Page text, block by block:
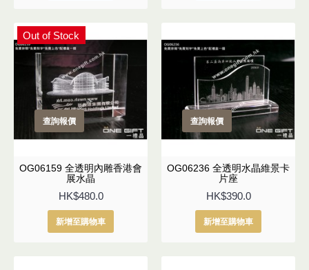
Out of Stock
OG06159 全透明內雕香港會
展水晶
HK$480.0
新增至購物車
查詢報價
OG06236 全透明水晶維景卡
片座
HK$390.0
新增至購物車
查詢報價